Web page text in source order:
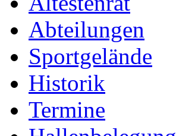
Abteilungen
Sportgelände
Historik
Termine